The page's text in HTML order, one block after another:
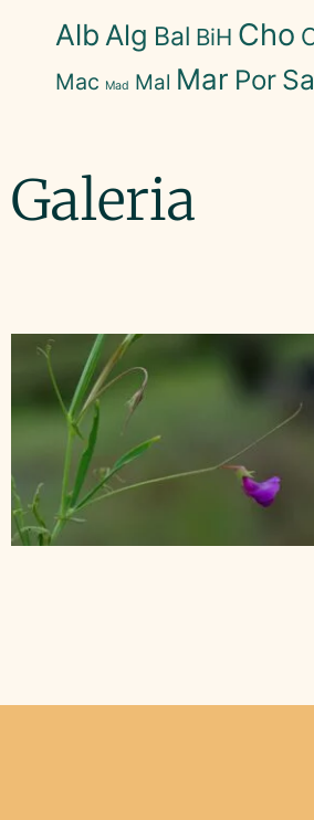
Alb Alg Bal BiH Cho
Mac Mad Mal Mar Por
Galeria